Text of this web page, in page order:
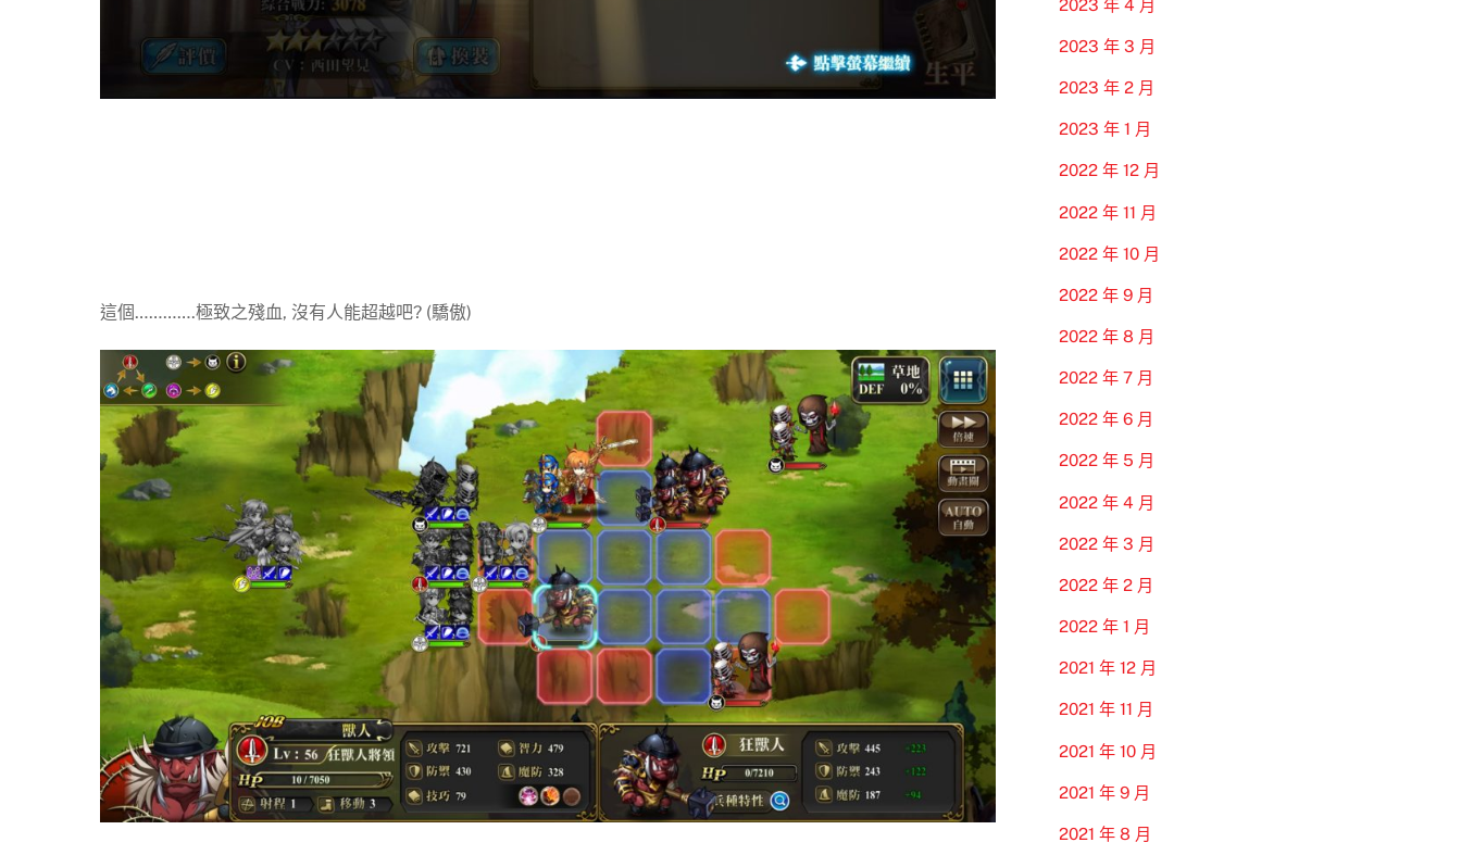
這個………….極致之殘血, 沒有人能超越吧? (驕傲)
2023 年 4 月
2023 年 3 月
2023 年 2 月
2023 年 1 月
2022 年 12 月
2022 年 11 月
2022 年 10 月
2022 年 9 月
2022 年 8 月
2022 年 7 月
2022 年 6 月
2022 年 5 月
2022 年 4 月
2022 年 3 月
2022 年 2 月
2022 年 1 月
2021 年 12 月
2021 年 11 月
2021 年 10 月
2021 年 9 月
2021 年 8 月